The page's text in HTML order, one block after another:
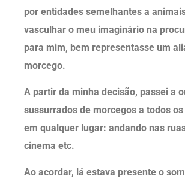
por entidades semelhantes a
vasculhar o meu imaginário na
para mim, bem representasse um
morcego.
A partir da minha decisão, passei a
sussurrados de morcegos a todos
em qualquer lugar: andando nas
cinema etc.
Ao acordar, lá estava presente o